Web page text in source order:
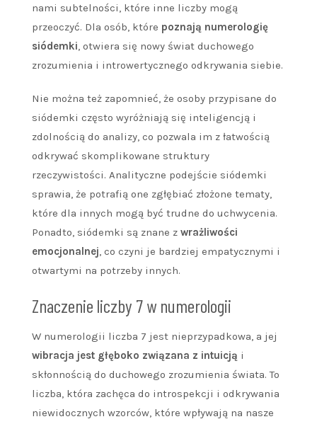
nami subtelności, które inne liczby mogą
przeoczyć. Dla osób, które poznają numerologię
siódemki, otwiera się nowy świat duchowego
zrozumienia i introwertycznego odkrywania siebie.
Nie można też zapomnieć, że osoby przypisane do
siódemki często wyróżniają się inteligencją i
zdolnością do analizy, co pozwala im z łatwością
odkrywać skomplikowane struktury
rzeczywistości. Analityczne podejście siódemki
sprawia, że potrafią one zgłębiać złożone tematy,
które dla innych mogą być trudne do uchwycenia.
Ponadto, siódemki są znane z wrażliwości
emocjonalnej, co czyni je bardziej empatycznymi i
otwartymi na potrzeby innych.
Znaczenie liczby 7 w numerologii
W numerologii liczba 7 jest nieprzypadkowa, a jej
wibracja jest głęboko związana z intuicją i
skłonnością do duchowego zrozumienia świata. To
liczba, która zachęca do introspekcji i odkrywania
niewidocznych wzorców, które wpływają na nasze